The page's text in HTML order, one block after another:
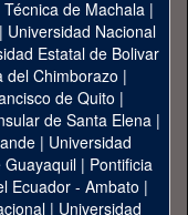
de Machala|
| Universidad Nacional
Estatal de Bolivar
del Chimborazo |
de Quito |
de Santa Elena|
| Universidad
Guayaquil| Pontificia
Ecuador - Ambato |
| Universidad